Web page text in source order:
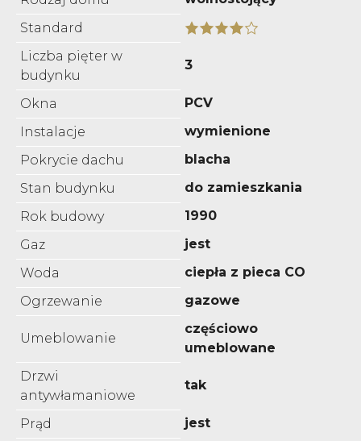
Standard
Liczba pięter w
budynku
3
Okna
PCV
Instalacje
wymienione
Pokrycie dachu
blacha
Stan budynku
do zamieszkania
Rok budowy
1990
Gaz
jest
Woda
ciepła z pieca CO
Ogrzewanie
gazowe
Umeblowanie
częściowo
umeblowane
Drzwi
antywłamaniowe
tak
Prąd jest